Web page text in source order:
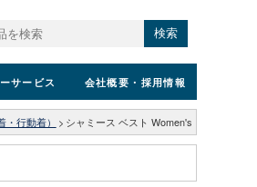
検索
サービス 会社概要 ・採用情報
行動着） > シャミース ベスト Women's